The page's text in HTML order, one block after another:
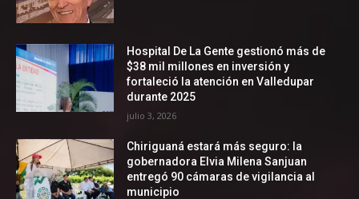
Hospital De La Gente gestionó más de
$38 mil millones en inversión y
fortaleció la atención en Valledupar
durante 2025
julio 3, 2026
Chiriguaná estará más seguro: la
gobernadora Elvia Milena Sanjuan
entregó 90 cámaras de vigilancia al
municipio